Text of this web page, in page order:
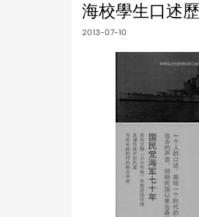
海校學生口述
2013-07-10